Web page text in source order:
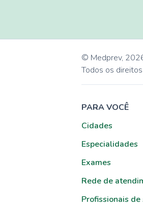
© Medprev,
Todos os
PARA VOCÊ
Cidades
Especialidades
Exames
Rede de
Profissionais de